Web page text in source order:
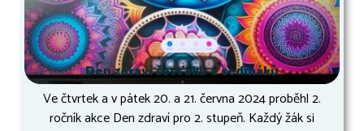
Den zdraví šesťáků a sedmáků
Ve čtvrtek a v pátek 20. a 21. června 2024 proběhl 2.
ročník akce Den zdraví pro 2. stupeň. Každý žák si